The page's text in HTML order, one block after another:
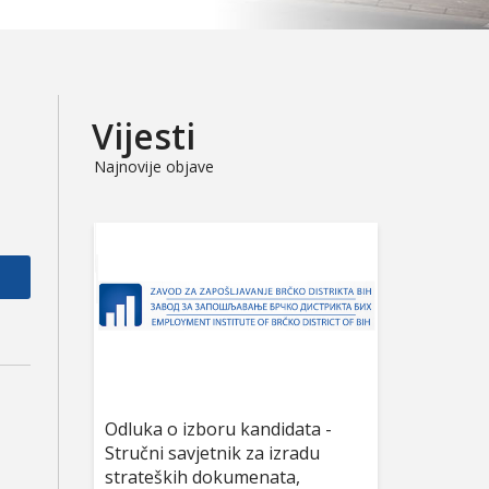
Vijesti
Najnovije objave
Odluka o izboru kandidata -
Stručni savjetnik za izradu
strateških dokumenata,